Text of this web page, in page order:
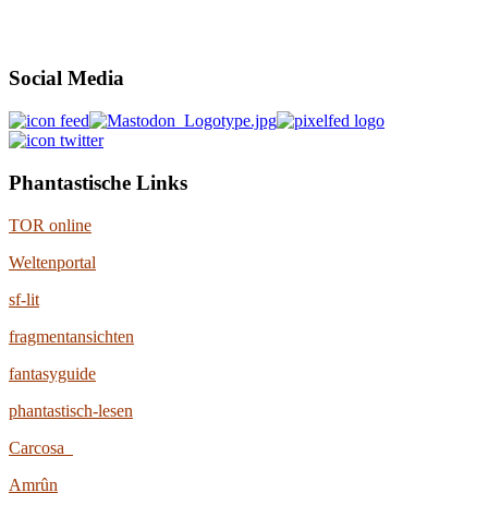
Social Media
Phantastische Links
TOR online
Weltenportal
sf-lit
fragmentansichten
fantasyguide
phantastisch-lesen
Carcosa
Amrûn